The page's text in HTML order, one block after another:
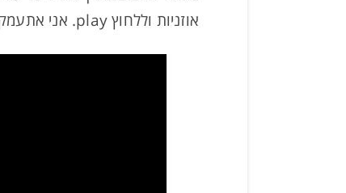
אוזניות וללחוץ play. אני אתעמק בנושא מתחת לסרטון – למי שרוצה לקרוא.